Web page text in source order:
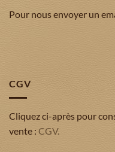
Pour nous envoyer un
CGV
Cliquez ci-après pour
vente : CGV.